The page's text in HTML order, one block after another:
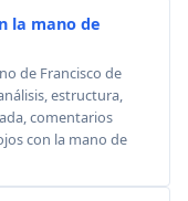
la mano de
de Francisco de
estructura,
comentarios
con la mano de